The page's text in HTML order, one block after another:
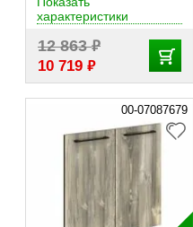
12 863₽
10 719 ₽
характеристики
00-07087679